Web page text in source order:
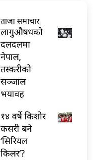
ताजा समाचार
लागुऔषधको
दलदलमा
नेपाल,
तस्करीको
सञ्जाल
भयावह
१४ वर्षे किशोर
कसरी बने
‘सिरियल
किलर’?